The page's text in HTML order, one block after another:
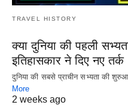
TRAVEL HISTORY
क्या दुनिया की पहली
इतिहासकार ने दिए नए तर्क
दुनिया की सबसे प्राचीन सभ्यता की
More
2 weeks ago